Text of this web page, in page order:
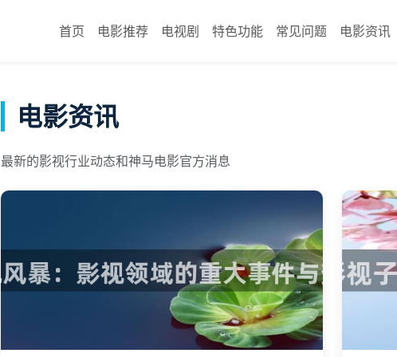
首页 电影推荐 电视剧 特色功能 常见问题 电影资讯
电影资讯
最新的影视行业动态和神马电影官方消息